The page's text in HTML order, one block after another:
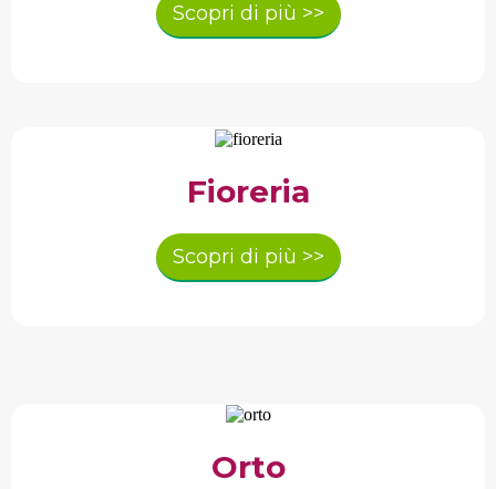
Scopri di più >>
Fioreria
Scopri di più >>
Orto